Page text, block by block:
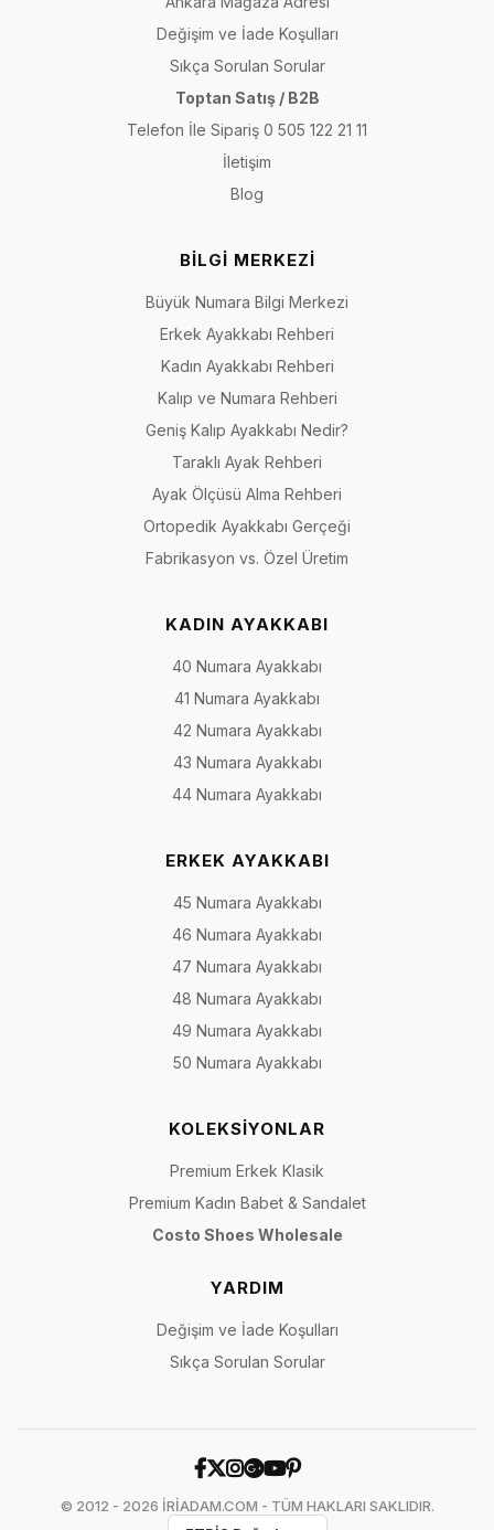
Değişim ve İade Koşulları
Sıkça Sorulan Sorular
Toptan Satış / B2B
Telefon İle Sipariş 0 505 122 21 11
İletişim
Blog
BİLGİ MERKEZİ
Büyük Numara Bilgi Merkezi
Erkek Ayakkabı Rehberi
Kadın Ayakkabı Rehberi
Kalıp ve Numara Rehberi
Geniş Kalıp Ayakkabı Nedir?
Taraklı Ayak Rehberi
Ayak Ölçüsü Alma Rehberi
Ortopedik Ayakkabı Gerçeği
Fabrikasyon vs. Özel Üretim
KADIN AYAKKABI
40 Numara Ayakkabı
41 Numara Ayakkabı
42 Numara Ayakkabı
43 Numara Ayakkabı
44 Numara Ayakkabı
ERKEK AYAKKABI
45 Numara Ayakkabı
46 Numara Ayakkabı
47 Numara Ayakkabı
48 Numara Ayakkabı
49 Numara Ayakkabı
50 Numara Ayakkabı
KOLEKSİYONLAR
Premium Erkek Klasik
Premium Kadın Babet & Sandalet
Costo Shoes Wholesale
YARDIM
Değişim ve İade Koşulları
Sıkça Sorulan Sorular
© 2012 - 2026 İRİADAM.COM - TÜM HAKLARI SAKLIDIR.